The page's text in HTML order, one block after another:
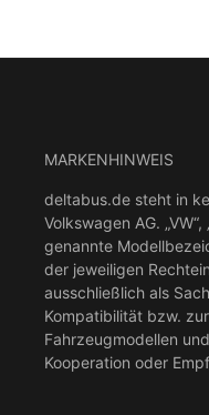
MARKENHINWEIS
deltabus.de steht in
Volkswagen AG.
genannte
der jeweiligen
ausschließlich als
Kompatibilität bzw.
Fahrzeugmodellen
Kooperation oder